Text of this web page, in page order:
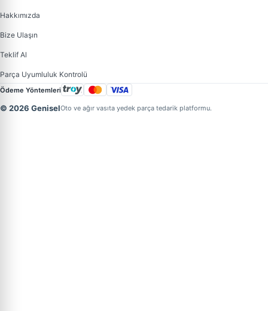
Hakkımızda
Bize Ulaşın
Teklif Al
Parça Uyumluluk Kontrolü
Ödeme Yöntemleri
© 2026 GeniselOto ve ağır vasıta yedek parça tedarik platformu.